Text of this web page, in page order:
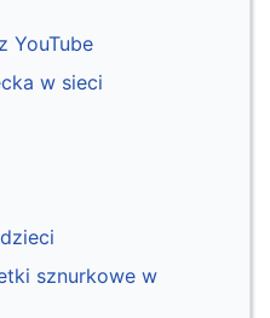
YouTube
w sieci
sznurkowe w